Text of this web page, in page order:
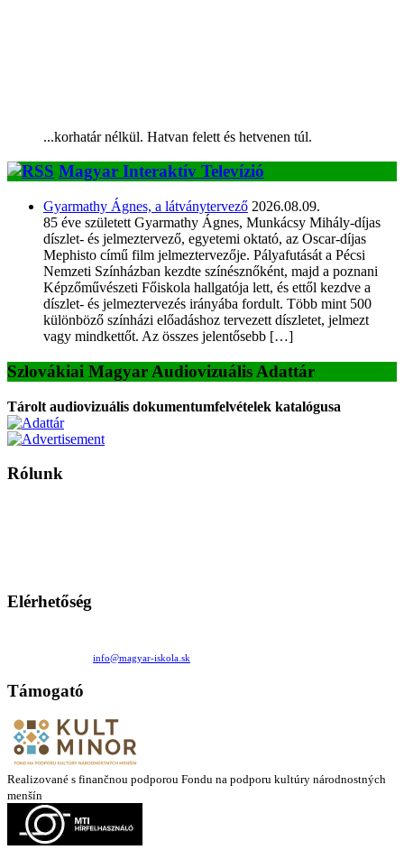
...korhatár nélkül. Hatvan felett és hetvenen túl.
Magyar Interaktív Televízió
Gyarmathy Ágnes, a látványtervező 2026.08.09.
85 éve született Gyarmathy Ágnes, Munkácsy Mihály-díjas
díszlet- és jelmeztervező, egyetemi oktató, az Oscar-díjas
Mephisto című film jelmeztervezője. Pályafutását a Pécsi
Nemzeti Színházban kezdte színésznőként, majd a poznani
Képzőművészeti Főiskola hallgatója lett, és ettől kezdve a
díszlet- és jelmeztervezés irányába fordult. Több mint 500
különböző színházi előadáshoz tervezett díszletet, jelmezt
vagy mindkettőt. Az összes jelentősebb […]
Szlovákiai Magyar Audiovizuális Adattár
Tárolt audiovizuális dokumentumfelvételek katalógusa
Rólunk
Elérhetőség
info@magyar-iskola.sk
Támogató
Realizované s finančnou podporou Fondu na podporu kultúry národnostných
menšín